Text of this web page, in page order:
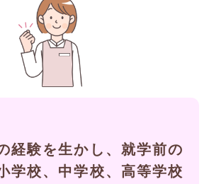
経験を生かし、就学前の
学校、中学校、高等学校